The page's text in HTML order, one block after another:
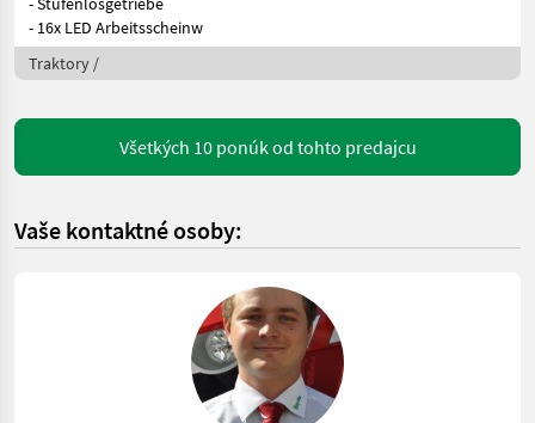
- 16x LED Arbeitsscheinw
Traktory /
Všetkých 10 ponúk od tohto predajcu
Vaše kontaktné osoby: